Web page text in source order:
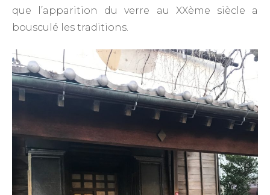
que l’apparition du verre au XXème siècle a
bousculé les traditions.